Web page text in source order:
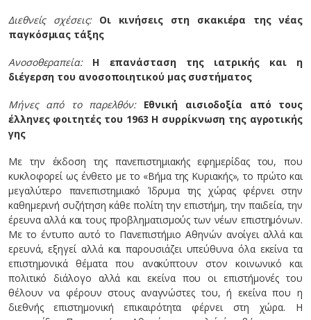
Διεθνείς σχέσεις:Οι κινήσεις στη σκακιέρα της νέας
παγκόσμιας τάξης
Ανοσοθεραπεία: Η επανάσταση της ιατρικής και η
διέγερση του ανοσοποιητικού μας συστήματος
Μήνες από το παρελθόν:
Εθνική αισιοδοξία από τους
έλληνες φοιτητές του 1963 Η συρρίκνωση της αγροτικής
γης
Με την έκδοση της πανεπιστημιακής εφημερίδας του, που
κυκλοφορεί ως ένθετο με το «Βήμα της Κυριακής», το πρώτο και
μεγαλύτερο πανεπιστημιακό Ίδρυμα της χώρας φέρνει στην
καθημερινή συζήτηση κάθε πολίτη την επιστήμη, την παιδεία, την
έρευνα αλλά και τους προβληματισμούς των νέων επιστημόνων.
Με το έντυπο αυτό το Πανεπιστήμιο Αθηνών ανοίγει αλλά και
ερευνά, εξηγεί αλλά και παρουσιάζει υπεύθυνα όλα εκείνα τα
επιστημονικά θέματα που ανακύπτουν στον κοινωνικό και
πολιτικό διάλογο αλλά και εκείνα που οι επιστήμονές του
θέλουν να φέρουν στους αναγνώστες του, ή εκείνα που η
διεθνής επιστημονική επικαιρότητα φέρνει στη χώρα. Η